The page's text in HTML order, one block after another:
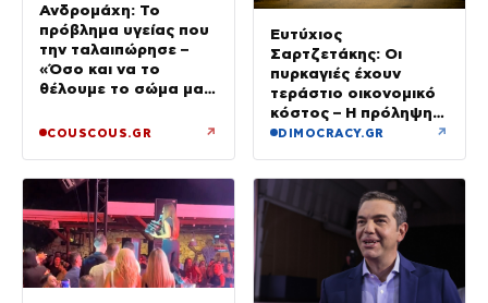
Ανδρομάχη: Το
πρόβλημα υγείας που
την ταλαιπώρησε –
«Όσο και να το
θέλουμε το σώμα μας
COUSCOUS.GR ↗
Ευτύχιος
Σαρτζετάκης: Οι
πυρκαγιές έχουν
τεράστιο οικονομικό
κόστος – Η πρόληψη
κοστίζει λιγότερο από
DIMOCRACY.GR ↗